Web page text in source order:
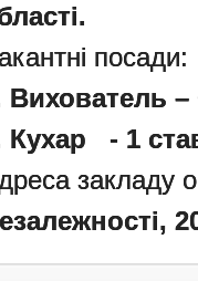
посади:
Вихователь –
Кухар - 1
закладу